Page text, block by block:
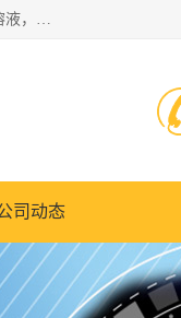
氢氧化钠化学式为NaOH，为一种具有很强腐蚀性的强碱，一般为片状或颗粒形态，易溶于水(溶于水时放热)并形成碱性溶液，另有潮解性，易吸取空气中的水蒸气(潮解)和(变质)。NaOH是化学实验室其中一种必备的化学品，亦为常见的化工品之一。纯品是无色透明的晶体。密度2.130g/cm3。熔点318.4℃。沸点1390℃。工业品含有少量的氯化和碳酸，是白色不透明的晶体。
司动态